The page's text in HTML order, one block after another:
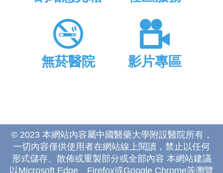
無菸醫院 影片專區
© 2023 本網站內容屬中國醫藥大學附設醫院所有，
一切內容僅供使用者在網站線上閱讀，禁止以任何
形式儲存、散佈或重製部分或全部內容 本網站建議
以Microsoft Edge、Firefox或Google Chrome等瀏覽